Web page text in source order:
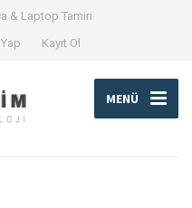
& Laptop Tamiri
Kayıt Ol
MENÜ